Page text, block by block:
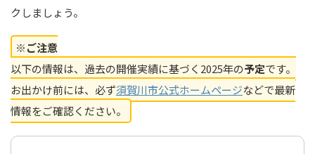
クしましょう。
※ご注意
以下の情報は、過去の開催実績に基づく2025年の予定です。
お出かけ前には、必ず須賀川市公式ホームページなどで最新
情報をご確認ください。